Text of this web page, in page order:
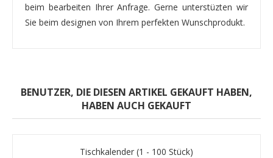
beim bearbeiten Ihrer Anfrage. Gerne unterstüzten wir
Sie beim designen von Ihrem perfekten Wunschprodukt.
BENUTZER, DIE DIESEN ARTIKEL GEKAUFT HABEN,
HABEN AUCH GEKAUFT
Tischkalender (1 - 100 Stück)